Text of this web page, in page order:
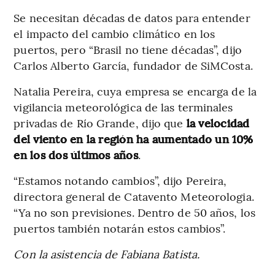
Se necesitan décadas de datos para entender
el impacto del cambio climático en los
puertos, pero “Brasil no tiene décadas”, dijo
Carlos Alberto García, fundador de SiMCosta.
Natalia Pereira, cuya empresa se encarga de la
vigilancia meteorológica de las terminales
privadas de Río Grande, dijo que la velocidad
del viento en la región ha aumentado un 10%
en los dos últimos años.
“Estamos notando cambios”, dijo Pereira,
directora general de Catavento Meteorologia.
“Ya no son previsiones. Dentro de 50 años, los
puertos también notarán estos cambios”.
Con la asistencia de Fabiana Batista.